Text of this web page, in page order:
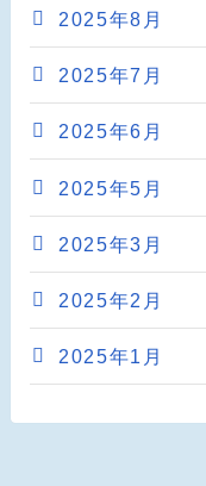
2025年8月
2025年7月
2025年6月
2025年5月
2025年3月
2025年2月
2025年1月